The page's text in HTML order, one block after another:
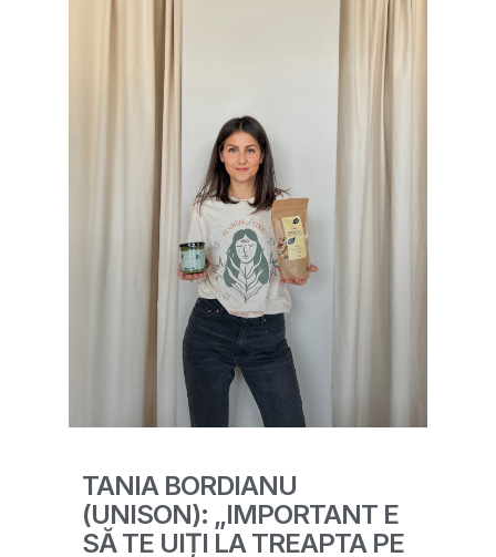
TANIA BORDIANU
(UNISON): „IMPORTANT E
SĂ TE UIȚI LA TREAPTA PE